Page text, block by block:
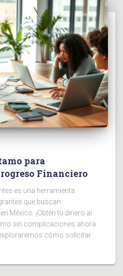
para
Financiero
es una herramienta
que buscan
México. ¡Obtén tu dinero al
sin complicaciones ahora
cómo solicitar